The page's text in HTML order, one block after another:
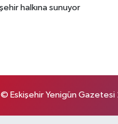
halkına sunuyor
Eskişehir Yenigün Gazetesi